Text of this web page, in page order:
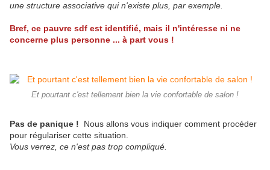
une structure associative qui n'existe plus, par exemple.
Bref, ce pauvre sdf est identifié, mais il n'intéresse ni ne
concerne plus personne ... à part vous !
Et pourtant c'est tellement bien la vie confortable de salon !
Pas de panique ! Nous allons vous indiquer comment procéder
pour régulariser cette situation.
Vous verrez, ce n'est pas trop compliqué.